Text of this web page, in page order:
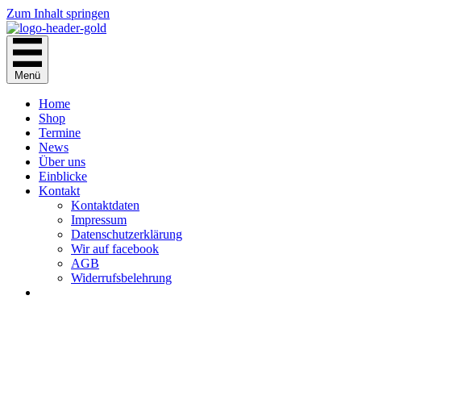
Zum Inhalt springen
Menü
Home
Shop
Termine
News
Über uns
Einblicke
Kontakt
Kontaktdaten
Impressum
Datenschutzerklärung
Wir auf facebook
AGB
Widerrufsbelehrung